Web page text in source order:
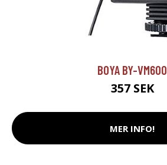
BOYA BY-VM600
357 SEK
MER INFO!